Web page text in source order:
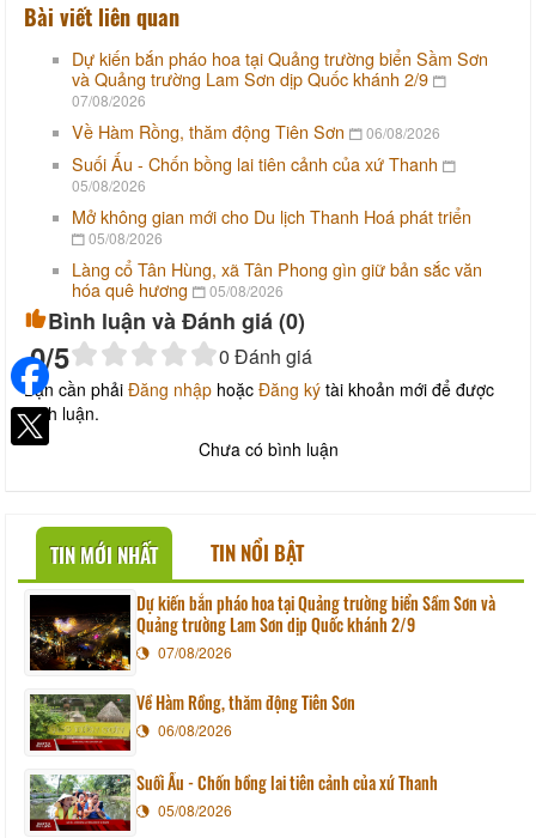
Bài viết liên quan
Dự kiến bắn pháo hoa tại Quảng trường biển Sầm Sơn
và Quảng trường Lam Sơn dịp Quốc khánh 2/9
07/08/2026
Về Hàm Rồng, thăm động Tiên Sơn 06/08/2026
Suối Ấu - Chốn bồng lai tiên cảnh của xứ Thanh
05/08/2026
Mở không gian mới cho Du lịch Thanh Hoá phát triển
05/08/2026
Làng cổ Tân Hùng, xã Tân Phong gìn giữ bản sắc văn
hóa quê hương
05/08/2026
Bình luận và Đánh giá (0)
0/5 0 Đánh giá
Bạn cần phải Đăng nhập hoặc Đăng ký tài khoản mới để được
bình luận.
Chưa có bình luận
TIN MỚI NHẤT TIN NỔI BẬT
Dự kiến bắn pháo hoa tại Quảng trường biển Sầm Sơn và
Quảng trường Lam Sơn dịp Quốc khánh 2/9
07/08/2026
Về Hàm Rồng, thăm động Tiên Sơn
06/08/2026
Suối Ấu - Chốn bồng lai tiên cảnh của xứ Thanh
05/08/2026